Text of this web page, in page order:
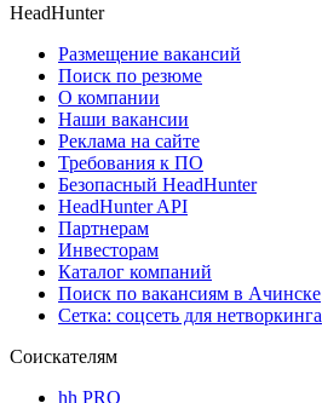
HeadHunter
Размещение вакансий
Поиск по резюме
О компании
Наши вакансии
Реклама на сайте
Требования к ПО
Безопасный HeadHunter
HeadHunter API
Партнерам
Инвесторам
Каталог компаний
Поиск по вакансиям в Ачинске
Сетка: соцсеть для нетворкинга
Соискателям
hh PRO